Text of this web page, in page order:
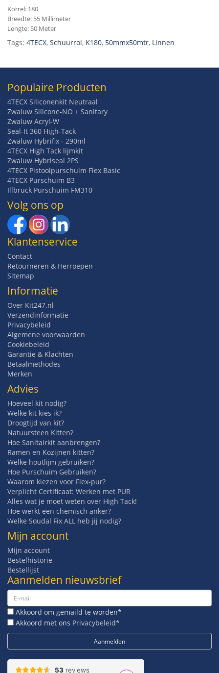
Korrel: 180
Breedte: 55 Millimeter
Lengte: 50 Meter
Tags: 4TECX, Schuurrol, K180, 50mmx50mtr, Linnen
Populaire Producten
4TECX Siliconenkit Neutraal
Zwaluw Silicone-NO + Sanitary
Zwaluw Acryl-W
Seal-It 360 High-Tack
Zwaluw Hybrifix - 290ml
4TECX High Tack lijmkit
Zwaluw Hybriseal 2PS
4TECX Pistoolpurschuim Flex Basic
4TECX Purschuim B3
Illbruck Purschuim FM310
Volg ons op
Klantenservice
Contact
Retourneren & Herroepen
Sitemap
Informatie
Over Kit247.nl
Verzendinformatie
Privacybeleid
Algemene voorwaarden
Cookiebeleid
Garantie & Klachten
Betaalmethodes
Merken
Advies
Hoeveel kit nodig?
Welke kit kies ik?
Droogtijd van kit?
Natuursteen Kitten?
Hoe Sanitairkit aanbrengen?
Ramen en Kozijnen kitten?
Welke houtlijm gebruiken?
Hoe Purschuim Gebruiken?
Waarom kiezen voor Flex-pur?
Verplicht Certificaat: Werken met PUR
Alles wat je moet weten over High Tack!
Hoe werkt een chemisch anker?
Welke Soudal Fix ALL heb jij nodig?
Mijn account
Mijn account
Bestelhistorie
Bestellijst
Aanmelden nieuwsbrief
Akkoord om gemaild te worden*
Akkoord met ons Privacybeleid*